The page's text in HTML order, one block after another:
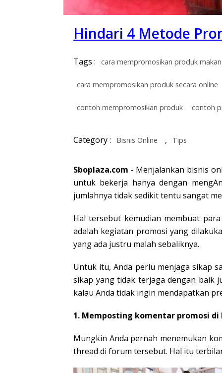
Hindari 4 Metode
Tags : cara mempromosikan produk
cara mempromosikan produk secara online
contoh mempromosikan produk contoh
Category : Bisnis Online , Tips
Sboplaza.com - Menjalankan bisnis
untuk bekerja hanya dengan
jumlahnya tidak sedikit tentu sangat
Hal tersebut kemudian membuat
adalah kegiatan promosi yang
yang ada justru malah sebaliknya.
Untuk itu, Anda perlu menjaga sikap
sikap yang tidak terjaga dengan baik
kalau Anda tidak ingin mendapatkan
1. Memposting komentar promosi
Mungkin Anda pernah menemukan
thread di forum tersebut. Hal itu